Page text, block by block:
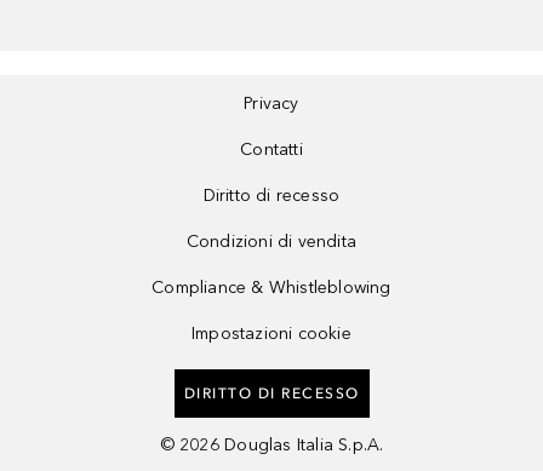
Privacy
Contatti
Diritto di recesso
Condizioni di vendita
Compliance & Whistleblowing
Impostazioni cookie
DIRITTO DI RECESSO
© 2026 Douglas Italia S.p.A.